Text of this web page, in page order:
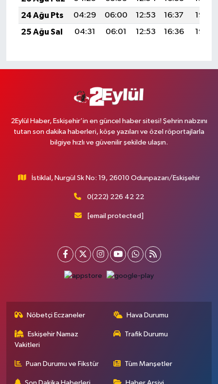
24 Ağu Pts
04:29 06:00 12:53 16:37
19:37
25 Ağu Sal
04:31 06:01 12:53 16:36 19:36
2Eylül Haber, Eskişehir’in en güncel haber sitesi! Şehrin nabzını
tutan son dakika haberleri, köşe yazıları ve özel röportajlarla
bilgiye hızlı ve güvenilir şekilde ulaşın.
İstiklal, Nurgül Sk No: 19, 26010 Odunpazarı/Eskişehir
0(222) 226 42 22
[email protected]
Nöbetçi Eczaneler Hava Durumu
Eskişehir Namaz
Vakitleri
Trafik Durumu
Puan Durumu ve Fikstür Tüm Manşetler